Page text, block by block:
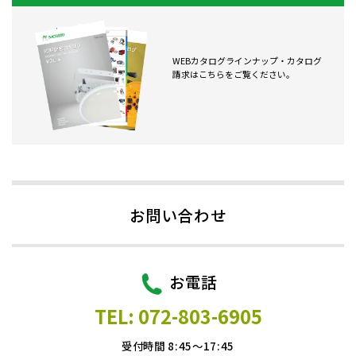
WEBカタログラインナップ・カタログ
請求はこちらをご覧ください。
お問い合わせ
お電話
TEL: 072-803-6905
受付時間 8:45～17:45